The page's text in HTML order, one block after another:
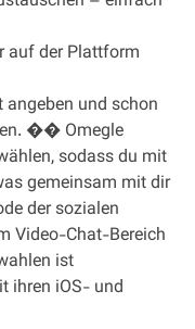
auf der Plattform
und schon
�� Omegle
sodass du mit
gemeinsam mit dir
der sozialen
Video-Chat-Bereich
ist
ihren iOS- und